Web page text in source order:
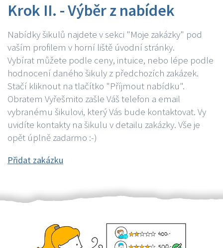
Krok II. - Výběr z nabídek
Nabídky šikulů najdete v sekci "Moje zakázky" pod
vaším profilem v horní liště úvodní stránky.
Vybírat můžete podle ceny, intuice, nebo lépe podle
hodnocení daného šikuly z předchozích zakázek.
Stačí kliknout na tlačítko "Příjmout nabídku".
Obratem Vyřešmito zašle Váš telefon a email
vybranému šikulovi, který Vás bude kontaktovat. Vy
uvidíte kontakty na šikulu v detailu zakázky. Vše je
opět úplně zadarmo :-)
Přidat zakázku